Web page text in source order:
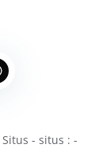
- situs : -